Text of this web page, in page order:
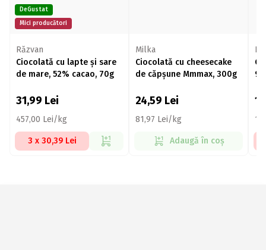
DeGustat
Mici producători
Răzvan
Ciocolată cu lapte și sare
de mare, 52% cacao, 70g
31,99 Lei
457,00 Lei/kg
3 x 30,39 Lei
Milka
Ciocolată cu cheesecake
de căpșune Mmmax, 300g
24,59 Lei
81,97 Lei/kg
Adaugă în coș